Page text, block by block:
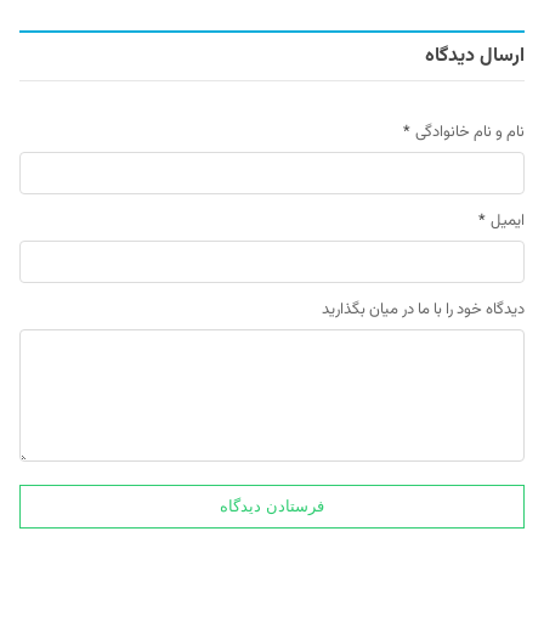
ارسال دیدگاه
نام و نام خانوادگی *
ایمیل *
دیدگاه خود را با ما در میان بگذارید